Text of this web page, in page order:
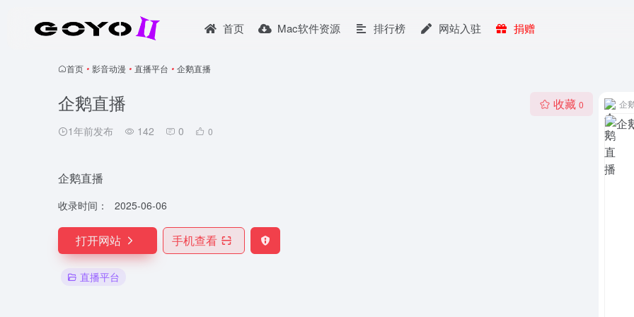
首页 Mac软件资源 排行榜 网站入驻 捐赠
首页 • 影音动漫 • 直播平台 • 企鹅直播
企鹅直播
1年前发布 142 0 0
收藏 0
企鹅直播
收录时间： 2025-06-06
打开网站 手机查看
直播平台
企